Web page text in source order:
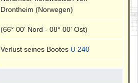
Drontheim (Norwegen)
(66° 00' Nord - 08° 00' Ost)
Verlust seines Bootes U 240